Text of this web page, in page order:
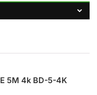
5M 4k BD-5-4K